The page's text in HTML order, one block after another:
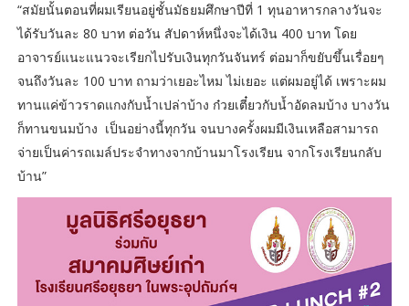
“สมัยนั้นตอนที่ผมเรียนอยู่ชั้นมัธยมศึกษาปีที่ 1 ทุนอาหารกลางวันจะ
ได้รับวันละ 80 บาท ต่อวัน สัปดาห์หนึ่งจะได้เงิน 400 บาท โดย
อาจารย์แนะแนวจะเรียกไปรับเงินทุกวันจันทร์ ต่อมาก็ขยับขึ้นเรื่อยๆ
จนถึงวันละ 100 บาท ถามว่าเยอะไหม ไม่เยอะ แต่ผมอยู่ได้ เพราะผม
ทานแค่ข้าวราดแกงกับน้ำเปล่าบ้าง ก๋วยเตี๋ยวกับน้ำอัดลมบ้าง บางวัน
ก็ทานขนมบ้าง เป็นอย่างนี้ทุกวัน จนบางครั้งผมมีเงินเหลือสามารถ
จ่ายเป็นค่ารถเมล์ประจำทางจากบ้านมาโรงเรียน จากโรงเรียนกลับ
บ้าน”